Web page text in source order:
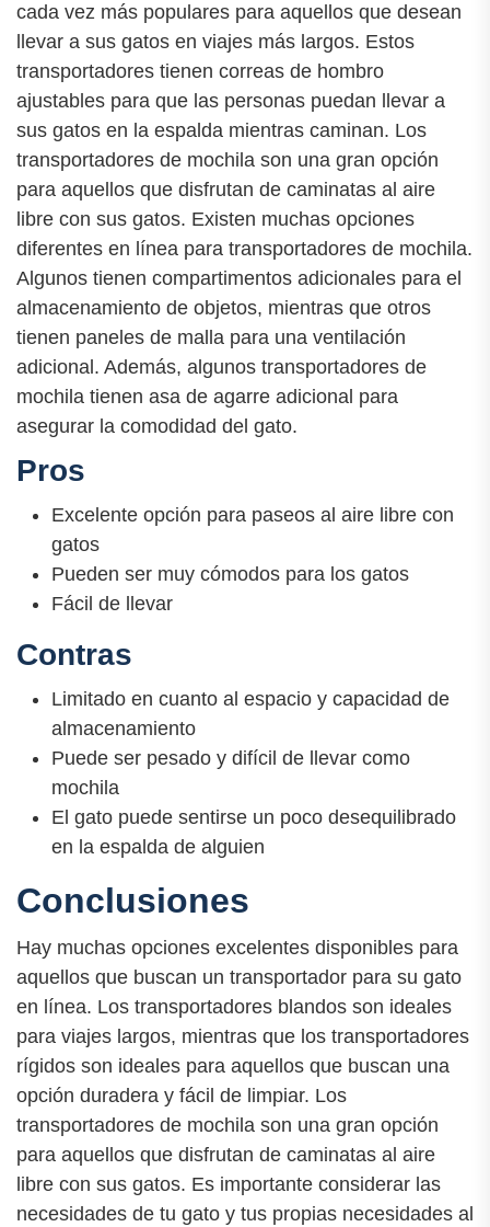
cada vez más populares para aquellos que desean
llevar a sus gatos en viajes más largos. Estos
transportadores tienen correas de hombro
ajustables para que las personas puedan llevar a
sus gatos en la espalda mientras caminan. Los
transportadores de mochila son una gran opción
para aquellos que disfrutan de caminatas al aire
libre con sus gatos. Existen muchas opciones
diferentes en línea para transportadores de mochila.
Algunos tienen compartimentos adicionales para el
almacenamiento de objetos, mientras que otros
tienen paneles de malla para una ventilación
adicional. Además, algunos transportadores de
mochila tienen asa de agarre adicional para
asegurar la comodidad del gato.
Pros
Excelente opción para paseos al aire libre con
gatos
Pueden ser muy cómodos para los gatos
Fácil de llevar
Contras
Limitado en cuanto al espacio y capacidad de
almacenamiento
Puede ser pesado y difícil de llevar como
mochila
El gato puede sentirse un poco desequilibrado
en la espalda de alguien
Conclusiones
Hay muchas opciones excelentes disponibles para
aquellos que buscan un transportador para su gato
en línea. Los transportadores blandos son ideales
para viajes largos, mientras que los transportadores
rígidos son ideales para aquellos que buscan una
opción duradera y fácil de limpiar. Los
transportadores de mochila son una gran opción
para aquellos que disfrutan de caminatas al aire
libre con sus gatos. Es importante considerar las
necesidades de tu gato y tus propias necesidades al